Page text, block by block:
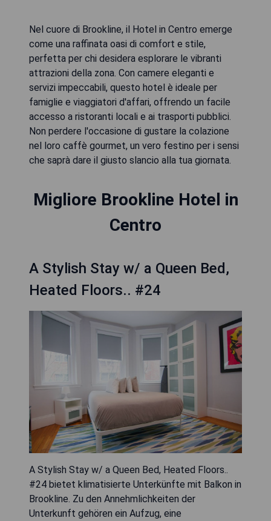
Nel cuore di Brookline, il Hotel in Centro emerge
come una raffinata oasi di comfort e stile,
perfetta per chi desidera esplorare le vibranti
attrazioni della zona. Con camere eleganti e
servizi impeccabili, questo hotel è ideale per
famiglie e viaggiatori d'affari, offrendo un facile
accesso a ristoranti locali e ai trasporti pubblici.
Non perdere l'occasione di gustare la colazione
nel loro caffè gourmet, un vero festino per i sensi
che saprà dare il giusto slancio alla tua giornata.
Migliore Brookline Hotel in
Centro
A Stylish Stay w/ a Queen Bed,
Heated Floors.. #24
A Stylish Stay w/ a Queen Bed, Heated Floors..
#24 bietet klimatisierte Unterkünfte mit Balkon in
Brookline. Zu den Annehmlichkeiten der
Unterkunft gehören ein Aufzug, eine